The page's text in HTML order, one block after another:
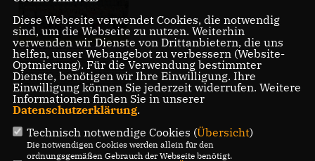
Diese Webseite verwendet Cookies, die notwendig
sind, um die Webseite zu nutzen. Weiterhin
verwenden wir Dienste von Drittanbietern, die uns
helfen, unser Webangebot zu verbessern (Website-
Optmierung). Für die Verwendung bestimmter
Dienste, benötigen wir Ihre Einwilligung. Ihre
Einwilligung können Sie jederzeit widerrufen. Weitere
Informationen finden Sie in unserer
Datenschutzerklärung.
Technisch notwendige Cookies (Übersicht)
Die notwendigen Cookies werden allein für den
ordnungsgemäßen Gebrauch der Webseite benötigt.